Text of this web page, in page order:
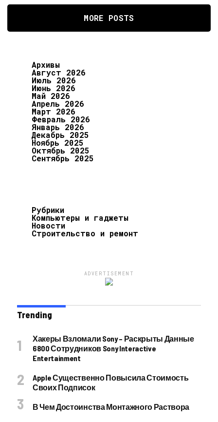
MORE POSTS
Архивы
Август 2026
Июль 2026
Июнь 2026
Май 2026
Апрель 2026
Март 2026
Февраль 2026
Январь 2026
Декабрь 2025
Ноябрь 2025
Октябрь 2025
Сентябрь 2025
Рубрики
Компьютеры и гаджеты
Новости
Строительство и ремонт
ADVERTISEMENT
Trending
Хакеры Взломали Sony – Раскрыты Данные
6800 Сотрудников Sony Interactive
Entertainment
Apple Существенно Повысила Стоимость
Своих Подписок
В Чем Достоинства Монтажного Раствора